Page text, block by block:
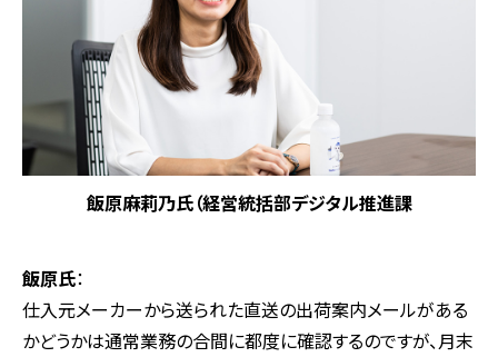
飯原麻莉乃氏（経営統括部デジタル推進課
飯原氏：
仕入元メーカーから送られた直送の出荷案内メールがある
かどうかは通常業務の合間に都度に確認するのですが、月末